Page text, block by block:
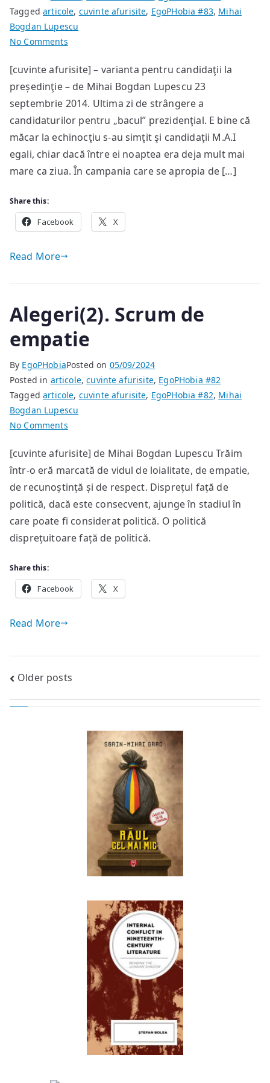
Taggedarticole, cuvinte afurisite, EgoPHobia #83, Mihai
Bogdan Lupescu
No Commentson
mai
proaste
practici
electorale
[cuvinte afurisite] – varianta pentru candidaţii la
președinţie – de Mihai Bogdan Lupescu 23
septembrie 2014. Ultima zi de strângere a
candidaturilor pentru „bacul” prezidenţial. E bine că
măcar la echinocţiu s-au simţit şi candidaţii M.A.I
egali, chiar dacă între ei noaptea era deja mult mai
mare ca ziua. În campania care se apropia de […]
Share this:
Facebook X
Read More
Alegeri(2). Scrum de
empatie
By EgoPHobiaPosted on 05/09/2024
Posted in articole,cuvinte afurisite, EgoPHobia #82
Taggedarticole, cuvinte afurisite, EgoPHobia #82, Mihai
Bogdan Lupescu
No Commentson
Scrum
de
empatie
[cuvinte afurisite] de Mihai Bogdan Lupescu Trăim
într-o eră marcată de vidul de loialitate, de empatie,
de recunoștință și de respect. Disprețul față de
politică, dacă este consecvent, ajunge în stadiul în
care poate fi considerat politică. O politică
disprețuitoare față de politică.
Share this:
Facebook X
Read More
Posts
navigation
Older posts